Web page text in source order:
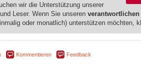
wir die Unterstützung unserer
und Leser. Wenn Sie unseren
oder monatlich) unterstützen möchten,
Kommentieren Feedback